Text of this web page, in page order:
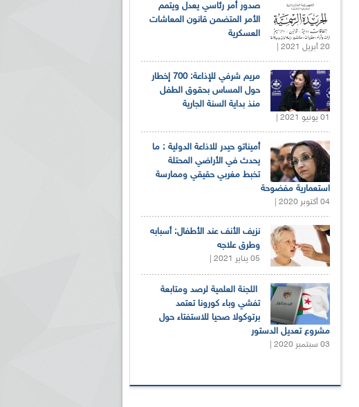
صدور أمر رئاسي يعدل ويتمم
الأمر المتضمن قانون المعاشات
العسكرية
20 أبريل 2021 |
مريم شرفي للإذاعة: 700 إخطار
حول المساس بحقوق الطفل
منذ بداية السنة الجارية
01 يونيو 2021 |
أميناتو حيدر للاذاعة الدولية : ما
يحدث في الأراضي المحتلة
تخبط مغربي حقيقي وممارسة
استعمارية مفضوحة
04 أكتوبر 2020 |
نزيف الأنف عند الأطفال: أسبابه
وطرق علاجه
05 يناير 2021 |
اللجنة العلمية لرصد ومتابعة
تفشي وباء كورونا تعتمد
برتوكولا صحيا للاستفتاء حول
مشروع تعديل الدستور
03 سبتمبر 2020 |